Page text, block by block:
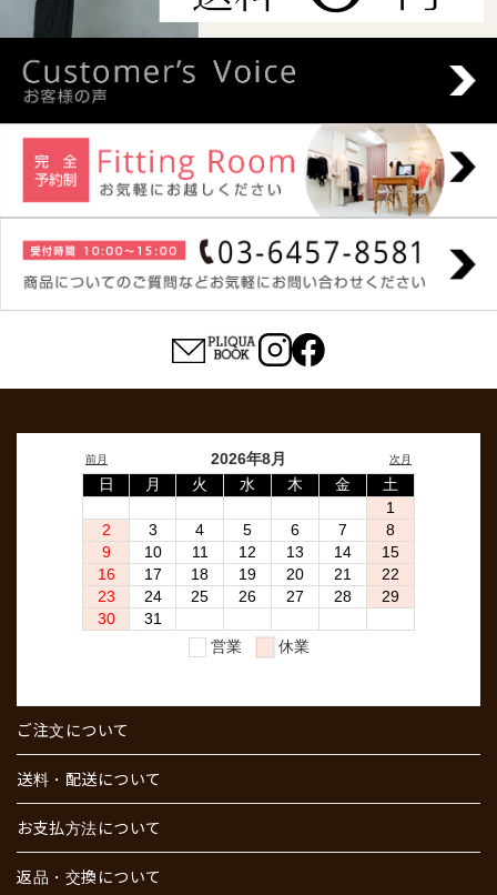
ご注文について
送料・配送について
お支払方法について
返品・交換について